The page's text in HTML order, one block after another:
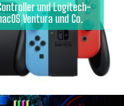
und Logitech-
Ventura und Co.